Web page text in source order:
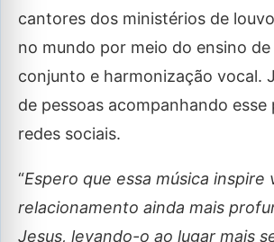
cantores dos ministérios de
no mundo por meio do ensino
conjunto e harmonização vocal.
de pessoas acompanhando esse
redes sociais.
“Espero que essa música inspire
relacionamento ainda mais
Jesus, levando-o ao lugar mais